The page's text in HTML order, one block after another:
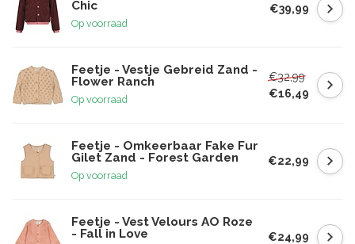
Chic
Op voorraad
€39,99
Feetje - Vestje Gebreid Zand -
Flower Ranch
Op voorraad
€32,99
€16,49
Feetje - Omkeerbaar Fake Fur
Gilet Zand - Forest Garden
Op voorraad
€22,99
Feetje - Vest Velours AO Roze
- Fall in Love
€24,99